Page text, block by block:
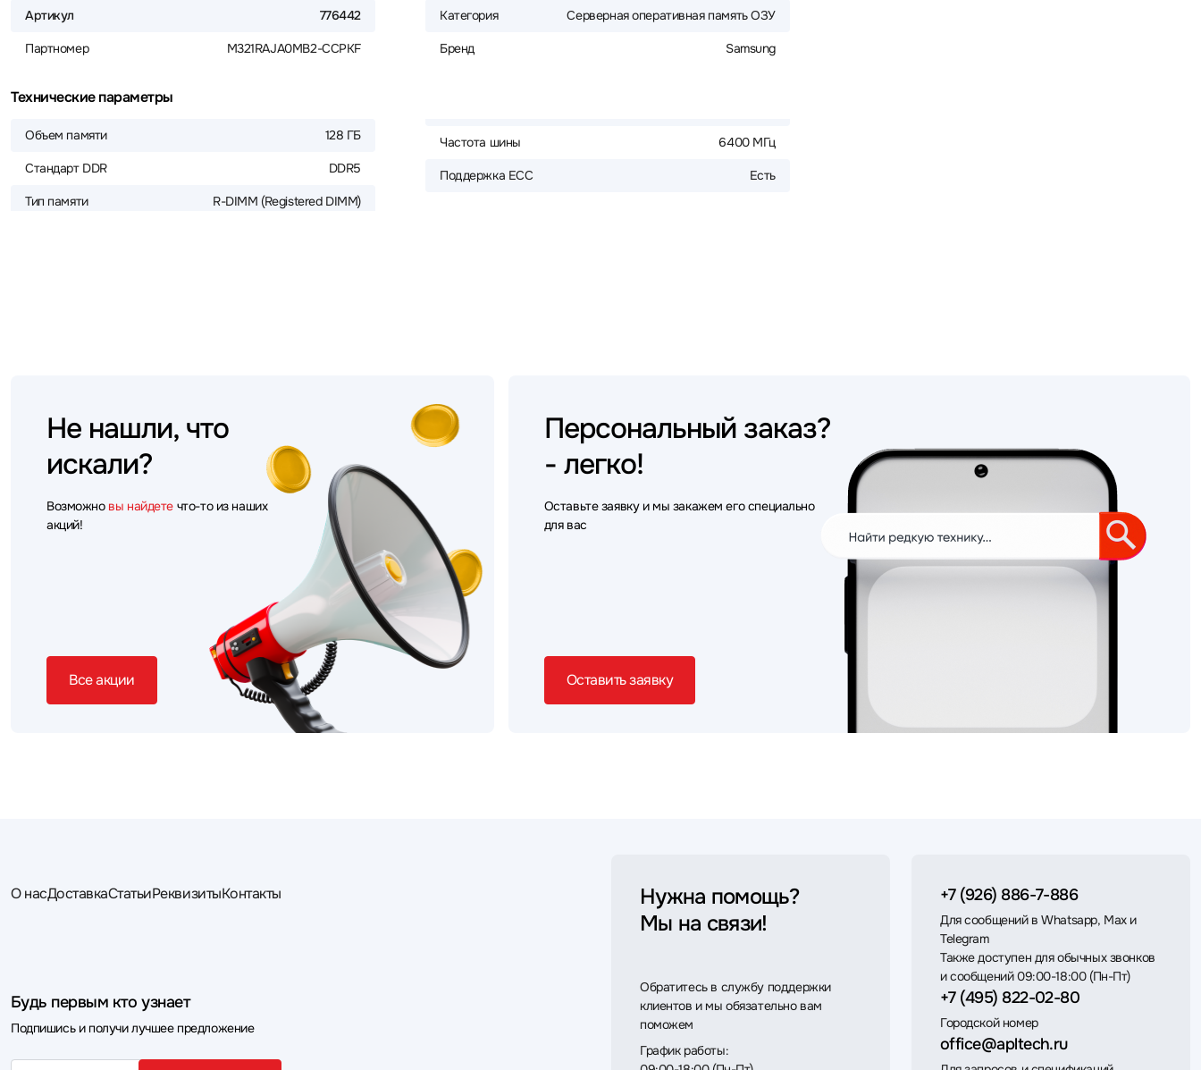
Артикул 776442
Партномер M321RAJA0MB2-CCPKF
Категория Серверная оперативная память ОЗУ
Бренд Samsung
Технические параметры
Объем памяти 128 ГБ
Стандарт DDR DDR5
Тип памяти R-DIMM (Registered DIMM)
Частота шины 6400 МГц
Поддержка ECC Есть
Не нашли, что
искали?
Возможно вы найдете что-то из наших
акций!
Все акции
Персональный заказ?
- легко!
Оставьте заявку и мы закажем его специально
для вас
Оставить заявку
О насДоставкаСтатьиРеквизитыКонтакты
Будь первым кто узнает
Подпишись и получи лучшее предложение
Нужна помощь?
Мы на связи!
Обратитесь в службу поддержки
клиентов и мы обязательно вам
поможем
График работы:
+7 (926) 886-7-886
Для сообщений в Whatsapp, Max и
Telegram
Также доступен для обычных звонков
и сообщений 09:00-18:00 (Пн-Пт)
+7 (495) 822-02-80
Городской номер
office@apltech.ru